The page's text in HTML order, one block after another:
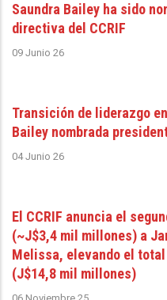
Saundra Bailey ha sido
directiva del CCRIF
09 Junio 26
Transición de liderazgo
Bailey nombrada
04 Junio 26
El CCRIF anuncia el
(~J$3,4 mil millones) a
Melissa, elevando el total
(J$14,8 mil millones)